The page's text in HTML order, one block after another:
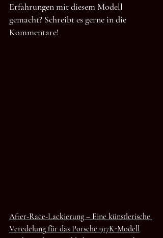
Erfahrungen mit diesem Modell
gemacht? Schreibt es gerne in die
Kommentare!
After-Race-Lackierung – Eine künstlerische
Veredelung für das Porsche 917K-Modell